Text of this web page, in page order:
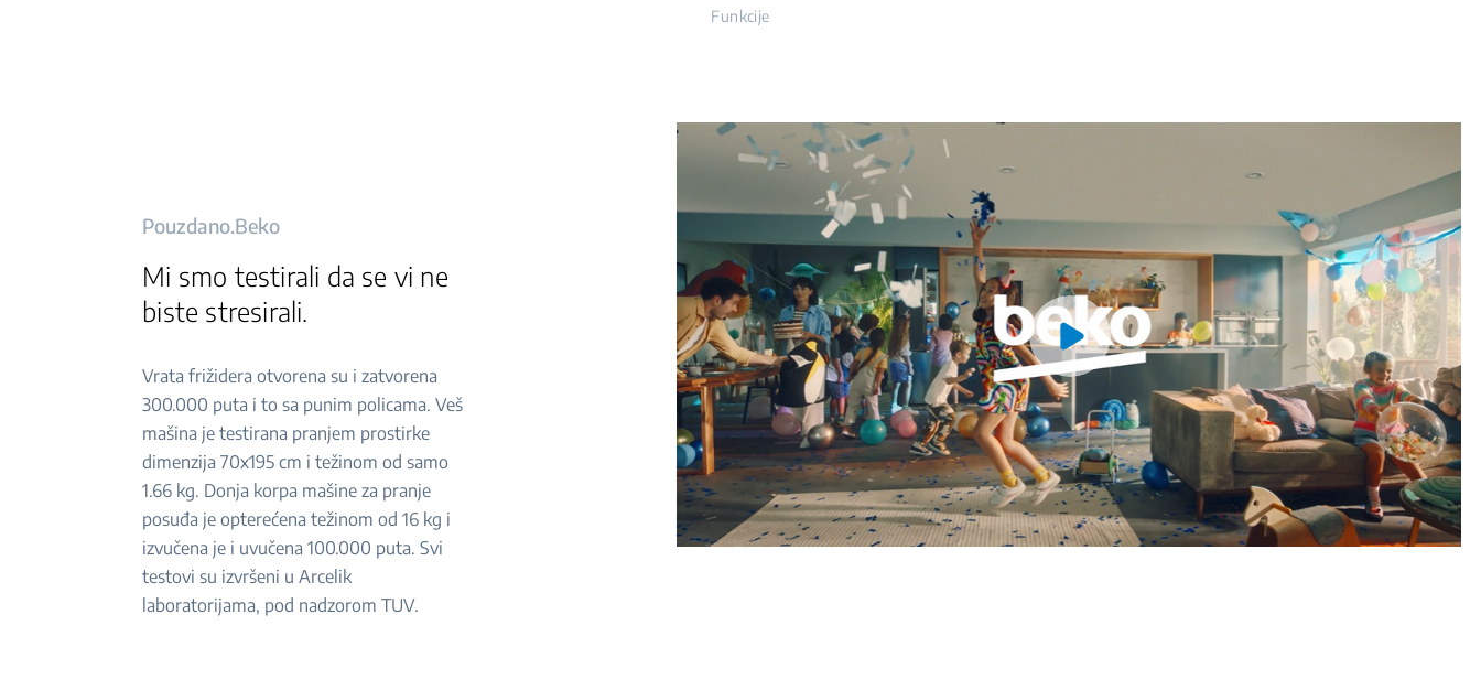
Funkcije
Pouzdano.Beko
Mi smo testirali da se vi ne
biste stresirali.
Vrata frižidera otvorena su i zatvorena
300.000 puta i to sa punim policama. Veš
mašina je testirana pranjem prostirke
dimenzija 70x195 cm i težinom od samo
1.66 kg. Donja korpa mašine za pranje
posuđa je opterećena težinom od 16 kg i
izvučena je i uvučena 100.000 puta. Svi
testovi su izvršeni u Arcelik
laboratorijama, pod nadzorom TUV.